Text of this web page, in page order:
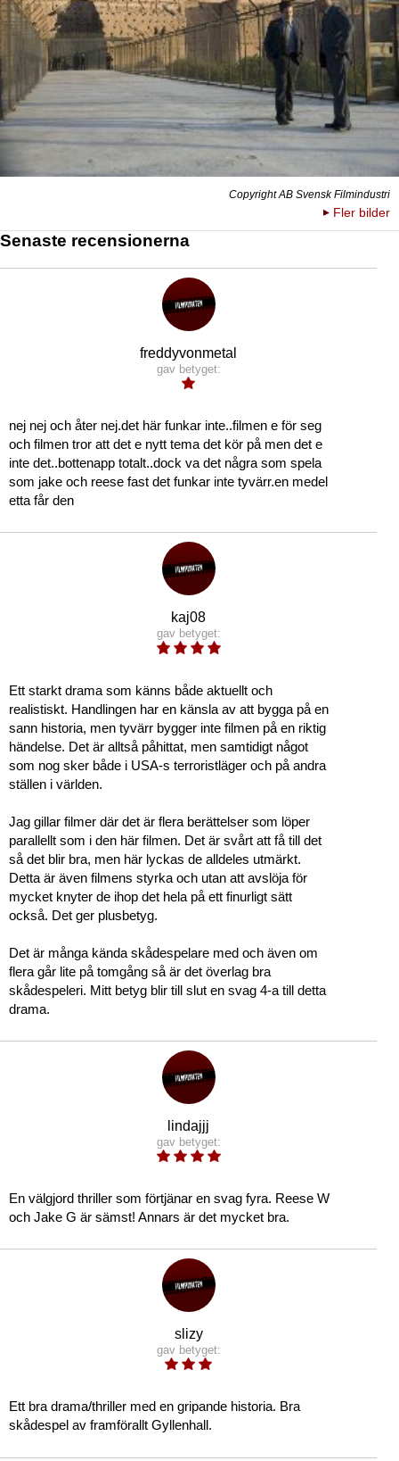
Copyright AB Svensk Filmindustri
Fler bilder
Senaste recensionerna
freddyvonmetal
gav betyget:
nej nej och åter nej.det här funkar inte..filmen e för seg
och filmen tror att det e nytt tema det kör på men det e
inte det..bottenapp totalt..dock va det några som spela
som jake och reese fast det funkar inte tyvärr.en medel
etta får den
kaj08
gav betyget:
Ett starkt drama som känns både aktuellt och
realistiskt. Handlingen har en känsla av att bygga på en
sann historia, men tyvärr bygger inte filmen på en riktig
händelse. Det är alltså påhittat, men samtidigt något
som nog sker både i USA-s terroristläger och på andra
ställen i världen.
Jag gillar filmer där det är flera berättelser som löper
parallellt som i den här filmen. Det är svårt att få till det
så det blir bra, men här lyckas de alldeles utmärkt.
Detta är även filmens styrka och utan att avslöja för
mycket knyter de ihop det hela på ett finurligt sätt
också. Det ger plusbetyg.
Det är många kända skådespelare med och även om
flera går lite på tomgång så är det överlag bra
skådespeleri. Mitt betyg blir till slut en svag 4-a till detta
drama.
lindajjj
gav betyget:
En välgjord thriller som förtjänar en svag fyra. Reese W
och Jake G är sämst! Annars är det mycket bra.
slizy
gav betyget:
Ett bra drama/thriller med en gripande historia. Bra
skådespel av framförallt Gyllenhall.